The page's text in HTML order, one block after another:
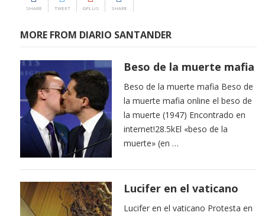
SHARE TWEET GPLUS SHARE
MORE FROM DIARIO SANTANDER
Beso de la muerte mafia
Beso de la muerte mafia Beso de
la muerte mafia online el beso de
la muerte (1947) Encontrado en
internet!28.5kEl «beso de la
muerte» (en …
Lucifer en el vaticano
Lucifer en el vaticano Protesta en